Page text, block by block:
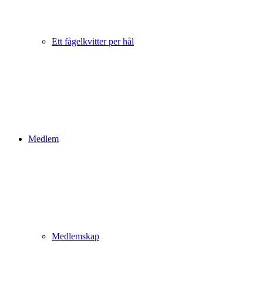
Ett fågelkvitter per hål
Medlem
Medlemskap